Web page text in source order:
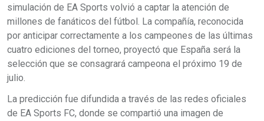
simulación de EA Sports volvió a captar la atención de
millones de fanáticos del fútbol. La compañía, reconocida
por anticipar correctamente a los campeones de las últimas
cuatro ediciones del torneo, proyectó que España será la
selección que se consagrará campeona el próximo 19 de
julio.
La predicción fue difundida a través de las redes oficiales
de EA Sports FC, donde se compartió una imagen de